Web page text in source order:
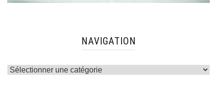
NAVIGATION
Navigation